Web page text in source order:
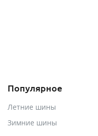
Популярное
Летние шины
Зимние шины